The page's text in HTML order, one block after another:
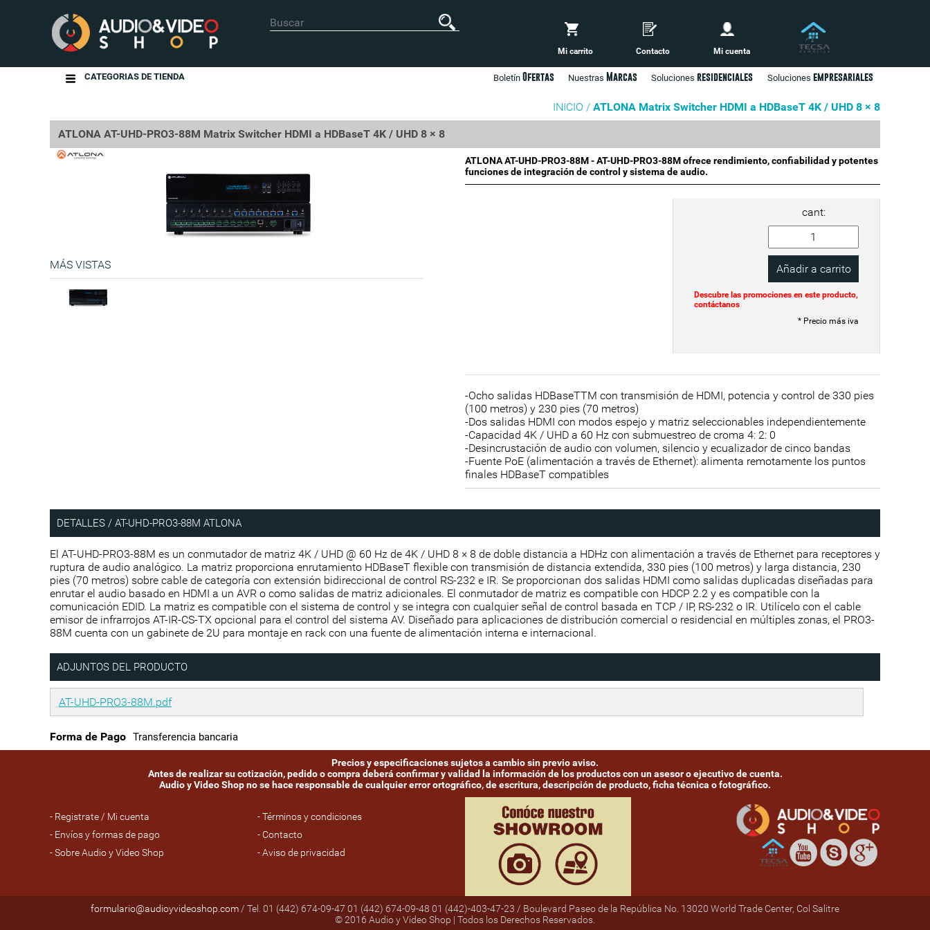
Mi carrito Contacto Mi cuenta
Soluciones empresariales
Soluciones residenciales
Nuestras Marcas
Boletín Ofertas
CATEGORIAS DE TIENDA
INICIO / ATLONA Matrix Switcher HDMI a HDBaseT 4K / UHD 8 × 8
ATLONA AT-UHD-PRO3-88M Matrix Switcher HDMI a HDBaseT 4K / UHD 8 × 8
MÁS VISTAS
ATLONA AT-UHD-PRO3-88M - AT-UHD-PRO3-88M ofrece rendimiento, confiabilidad y potentes
funciones de integración de control y sistema de audio.
cant:
Descubre las promociones en este producto,
contáctanos
* Precio más iva
-Ocho salidas HDBaseTTM con transmisión de HDMI, potencia y control de 330 pies
(100 metros) y 230 pies (70 metros)
-Dos salidas HDMI con modos espejo y matriz seleccionables independientemente
-Capacidad 4K / UHD a 60 Hz con submuestreo de croma 4: 2: 0
-Desincrustación de audio con volumen, silencio y ecualizador de cinco bandas
-Fuente PoE (alimentación a través de Ethernet): alimenta remotamente los puntos
finales HDBaseT compatibles
DETALLES / AT-UHD-PRO3-88M ATLONA
El AT-UHD-PRO3-88M es un conmutador de matriz 4K / UHD @ 60 Hz de 4K / UHD 8 × 8 de doble distancia a HDHz con alimentación a través de Ethernet para receptores y
ruptura de audio analógico. La matriz proporciona enrutamiento HDBaseT flexible con transmisión de distancia extendida, 330 pies (100 metros) y larga distancia, 230
pies (70 metros) sobre cable de categoría con extensión bidireccional de control RS-232 e IR. Se proporcionan dos salidas HDMI como salidas duplicadas diseñadas para
enrutar el audio basado en HDMI a un AVR o como salidas de matriz adicionales. El conmutador de matriz es compatible con HDCP 2.2 y es compatible con la
comunicación EDID. La matriz es compatible con el sistema de control y se integra con cualquier señal de control basada en TCP / IP, RS-232 o IR. Utilícelo con el cable
emisor de infrarrojos AT-IR-CS-TX opcional para el control del sistema AV. Diseñado para aplicaciones de distribución comercial o residencial en múltiples zonas, el PRO3-
88M cuenta con un gabinete de 2U para montaje en rack con una fuente de alimentación interna e internacional.
ADJUNTOS DEL PRODUCTO
AT-UHD-PRO3-88M.pdf
Forma de Pago Transferencia bancaria
Precios y especificaciones sujetos a cambio sin previo aviso.
Antes de realizar su cotización, pedido o compra deberá confirmar y validad la información de los productos con un asesor o ejecutivo de cuenta.
Audio y Video Shop no se hace responsable de cualquier error ortográfico, de escritura, descripción de producto, ficha técnica o fotográfico.
- Registrate / Mi cuenta
- Envíos y formas de pago
- Sobre Audio y Video Shop
- Términos y condiciones
- Contacto
- Aviso de privacidad
formulario@audioyvideoshop.com/ Tel. 01 (442) 674-09-47 01 (442) 674-09-48 01 (442)-403-47-23 / Boulevard Paseo de la República No. 13020 World Trade Center, Col Salitre
© 2016 Audio y Video Shop | Todos los Derechos Reservados.